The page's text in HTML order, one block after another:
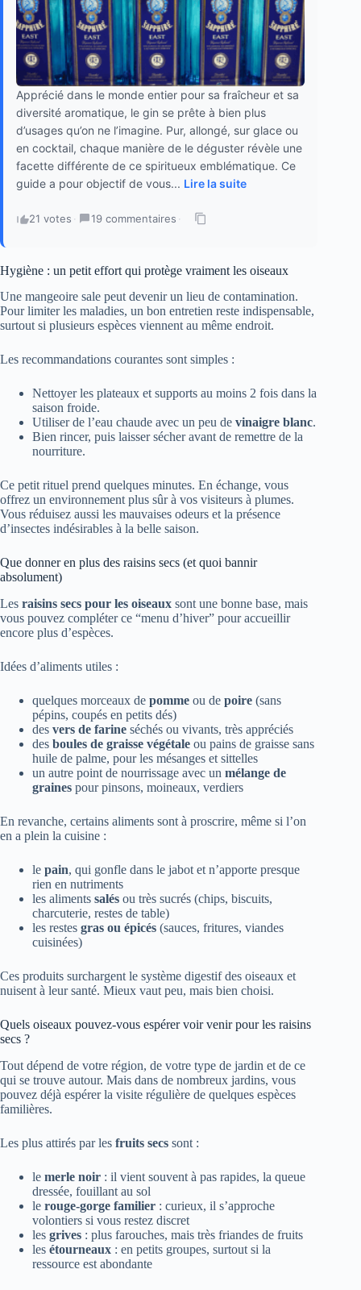
Apprécié dans le monde entier pour sa fraîcheur et sa
diversité aromatique, le gin se prête à bien plus
d’usages qu’on ne l’imagine. Pur, allongé, sur glace ou
en cocktail, chaque manière de le déguster révèle une
facette différente de ce spiritueux emblématique. Ce
guide a pour objectif de vous... Lire la suite
21 votes · 19 commentaires ·
Hygiène : un petit effort qui protège vraiment les oiseaux
Une mangeoire sale peut devenir un lieu de contamination.
Pour limiter les maladies, un bon entretien reste indispensable,
surtout si plusieurs espèces viennent au même endroit.
Les recommandations courantes sont simples :
Nettoyer les plateaux et supports au moins 2 fois dans la
saison froide.
Utiliser de l’eau chaude avec un peu de vinaigre blanc.
Bien rincer, puis laisser sécher avant de remettre de la
nourriture.
Ce petit rituel prend quelques minutes. En échange, vous
offrez un environnement plus sûr à vos visiteurs à plumes.
Vous réduisez aussi les mauvaises odeurs et la présence
d’insectes indésirables à la belle saison.
Que donner en plus des raisins secs (et quoi bannir
absolument)
Les raisins secs pour les oiseaux sont une bonne base, mais
vous pouvez compléter ce “menu d’hiver” pour accueillir
encore plus d’espèces.
Idées d’aliments utiles :
quelques morceaux de pomme ou de poire (sans
pépins, coupés en petits dés)
des vers de farine séchés ou vivants, très appréciés
des boules de graisse végétale ou pains de graisse sans
huile de palme, pour les mésanges et sittelles
un autre point de nourrissage avec un mélange de
graines pour pinsons, moineaux, verdiers
En revanche, certains aliments sont à proscrire, même si l’on
en a plein la cuisine :
le pain, qui gonfle dans le jabot et n’apporte presque
rien en nutriments
les aliments salés ou très sucrés (chips, biscuits,
charcuterie, restes de table)
les restes gras ou épicés (sauces, fritures, viandes
cuisinées)
Ces produits surchargent le système digestif des oiseaux et
nuisent à leur santé. Mieux vaut peu, mais bien choisi.
Quels oiseaux pouvez-vous espérer voir venir pour les raisins
secs ?
Tout dépend de votre région, de votre type de jardin et de ce
qui se trouve autour. Mais dans de nombreux jardins, vous
pouvez déjà espérer la visite régulière de quelques espèces
familières.
Les plus attirés par les fruits secs sont :
le merle noir : il vient souvent à pas rapides, la queue
dressée, fouillant au sol
le rouge-gorge familier : curieux, il s’approche
volontiers si vous restez discret
les grives : plus farouches, mais très friandes de fruits
les étourneaux : en petits groupes, surtout si la
ressource est abondante